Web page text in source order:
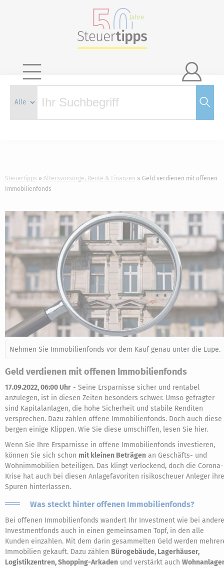

Steuertipps Altersvorsorge, Rente & Finanzen
Geld verdienen mit offenen
Immobilienfonds
Nehmen Sie Immobilienfonds vor dem Kauf genau unter die Lupe.
Geld verdienen mit offenen Immobilienfonds
17.09.2022, 06:00 Uhr - Seine Ersparnisse sicher und rentabel
anzulegen, ist in diesen Zeiten besonders schwer. Umso gefragter
sind Kapitalanlagen, die hohe Sicherheit und stabile Renditen
versprechen. Dazu zählen offene Immobilienfonds. Doch auch diese
bergen einige Klippen. Wie Sie diese umschiffen, lesen Sie hier.
Wenn Sie Ihre Ersparnisse in offene Immobilienfonds investieren,
können Sie sich schon mit kleinen Beträgen an Geschäfts- und
Wohnimmobilien beteiligen. Das klingt verlockend, doch die Corona-
Krise hat auch bei diesen Anlagefavoriten risikoscheuer Anleger ihre
Spuren hinterlassen.
Was steckt hinter offenen Immobilienfonds?
Bei offenen Immobilienfonds wandert Ihr Investment wie bei
Investmentfonds auch in einen gemeinsamen Topf, in den alle
Kunden einzahlen. Mit dem darin gesammelten Geld werden
Immobilien gekauft. Dazu zählen Bürogebäude, Lagerhäuser,
Logistikzentren, Shopping-Arkaden und verstärkt auch